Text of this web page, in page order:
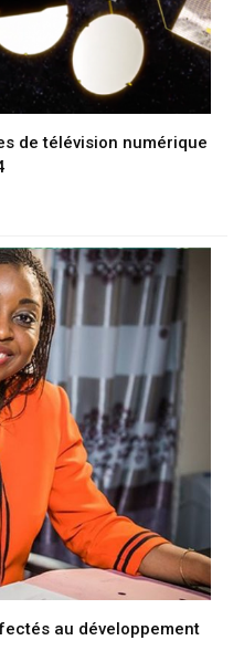
de télévision numérique
au développement